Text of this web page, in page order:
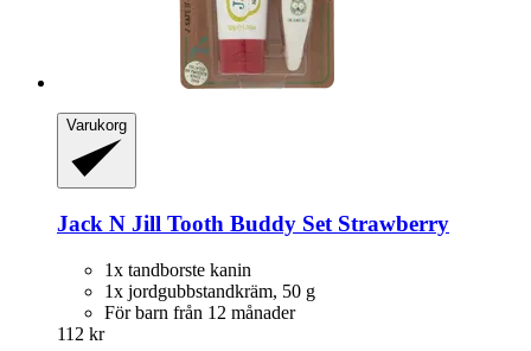
Varukorg
Jack N Jill Tooth Buddy Set Strawberry
1x tandborste kanin
1x jordgubbstandkräm, 50 g
För barn från 12 månader
112 kr